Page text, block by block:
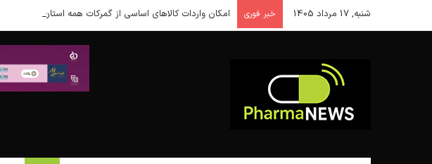
شنبه, 17 مرداد 1405 خبر فوری امکان واردات کالاهای اساسی از گمرکات همه استان‌ها فراهم شد.